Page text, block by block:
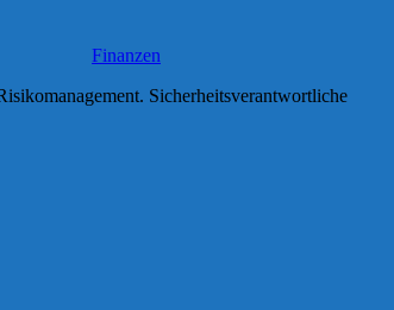
Finanzen
Sicherheitsverantwortliche